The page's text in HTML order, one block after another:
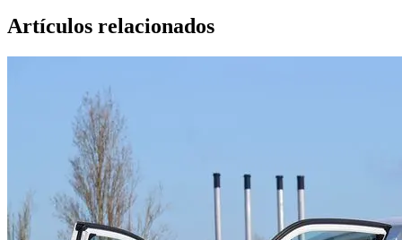
Artículos relacionados